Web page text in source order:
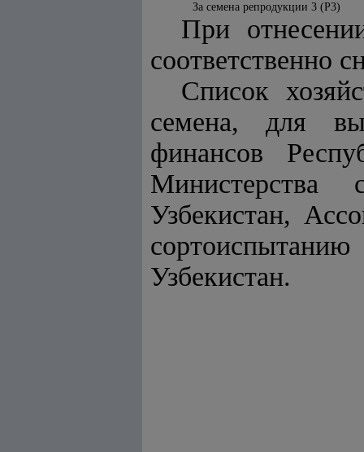
За семена репродукции 3 (Р3)
При
соответственно
Список
семена, для
финансов
Министерства
Узбекистан,
Узбекистан.